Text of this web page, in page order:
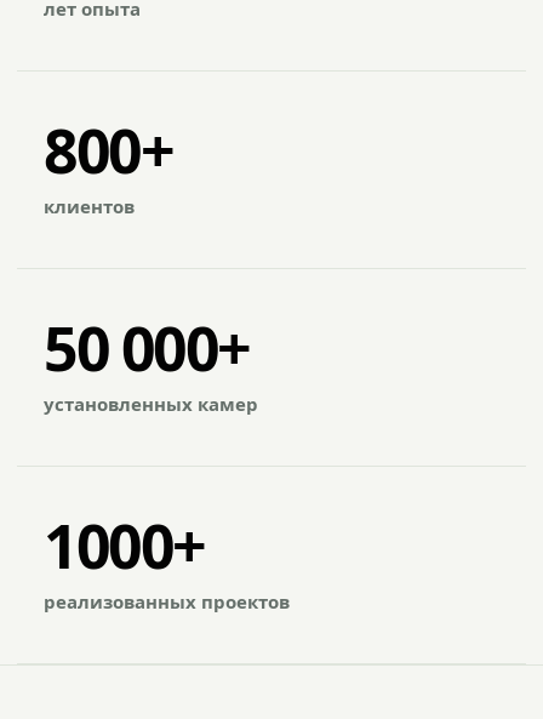
лет опыта
800+
клиентов
50 000+
установленных камер
1000+
реализованных проектов